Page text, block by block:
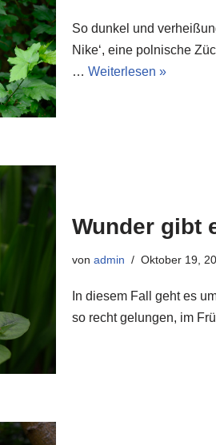
So dunkel und
Nike‘, eine polnische
… Weiterlesen »
Wunder gibt
von admin Oktober 19,
In diesem Fall geht es
so recht gelungen, im